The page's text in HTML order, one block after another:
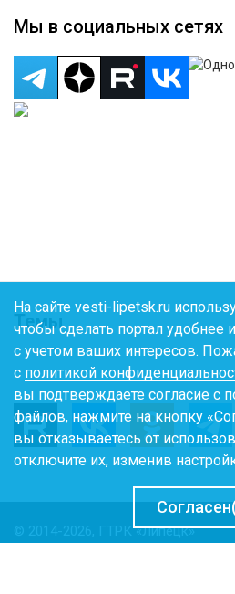
Мы в социальных сетях
Темы
© 2014-2026, ГТРК «Липецк»
На сайте vesti-lipetsk.ru
чтобы сделать портал удобнее
с учетом ваших интересов.
с политикой
вы подтверждаете согласие с
файлов, нажмите на кнопку
вы отказываетесь от
отключите их, изменив